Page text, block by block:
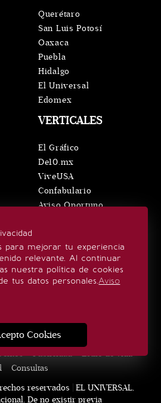
para mejorar tu experiencia
relevante. Al continuar
nuestra política de cookies
tus datos personales.Aviso
Cookies
VERTICALES
El Gráfico
De10.mx
ViveUSA
Confabulario
Aviso Oportuno
Querétaro
San Luis Potosí
Oaxaca
Puebla
Hidalgo
El Universal
Edomex
SÍGUENOS
Quiénes somos
Publicidad
Estilo de vida
Consultas
reservados | EL UNIVERSAL,
De no existir previa